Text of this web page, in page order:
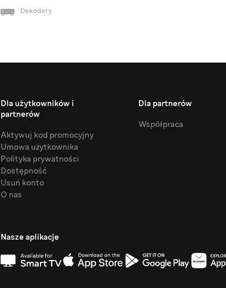
Dekodery
Dla użytkowników i
partnerów
Aktywuj kod promocyjny
Umowa użytkownika
Polityka prywatności
Dostępność
Usuń konto
O nas
Dla partnerów
Współpraca
Nasze aplikacje